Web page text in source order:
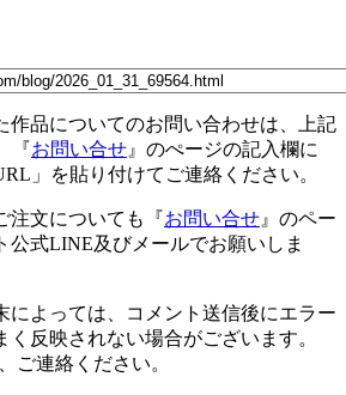
作品についてのお問い合わせは、上記
『お問い合せ 』のぺージの記入欄に
」を貼り付けてご連絡ください。
注文についても『お問い合せ 』のペー
公式LINE及びメールでお願いしま
よっては、コメント送信後にエラー
反映されない場合がございます。
ご連絡ください。